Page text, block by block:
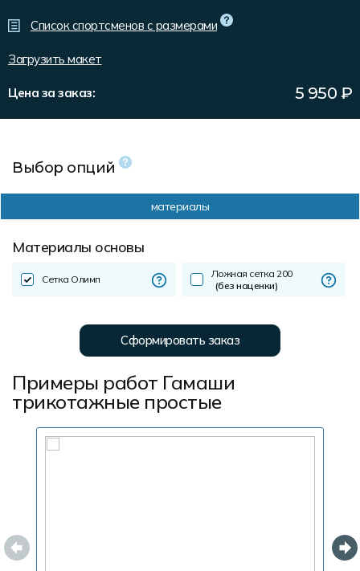
Список спортсменов с размерами
Загрузить макет
Цена за заказ: 5 950 ₽
Выбор опций
Материалы основы
Сетка Олимп
Ложная сетка 200
(без наценки)
материалы
Сформировать заказ
Примеры работ Гамаши
трикотажные простые
Доставка